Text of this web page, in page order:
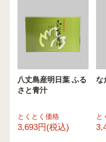
八丈島産明日葉 ふる
さと青汁
とくとく価格
3,693円(税込)
な
と